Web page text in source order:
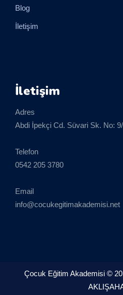
Blog
İletişim
İletişim
Adres
Abdi İpekçi Cd. Süvari Sk. No:
Telefon
0542 205 3780
Email
info@cocukegitimakademisi.net
Çocuk Eğitim Akademisi ©